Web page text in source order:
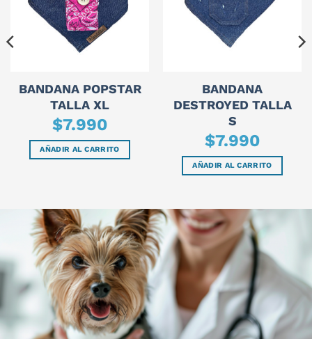
BANDANA POPSTAR
TALLA XL
$7.990
AÑADIR AL CARRITO
BANDANA
DESTROYED TALLA
S
$7.990
AÑADIR AL CARRITO